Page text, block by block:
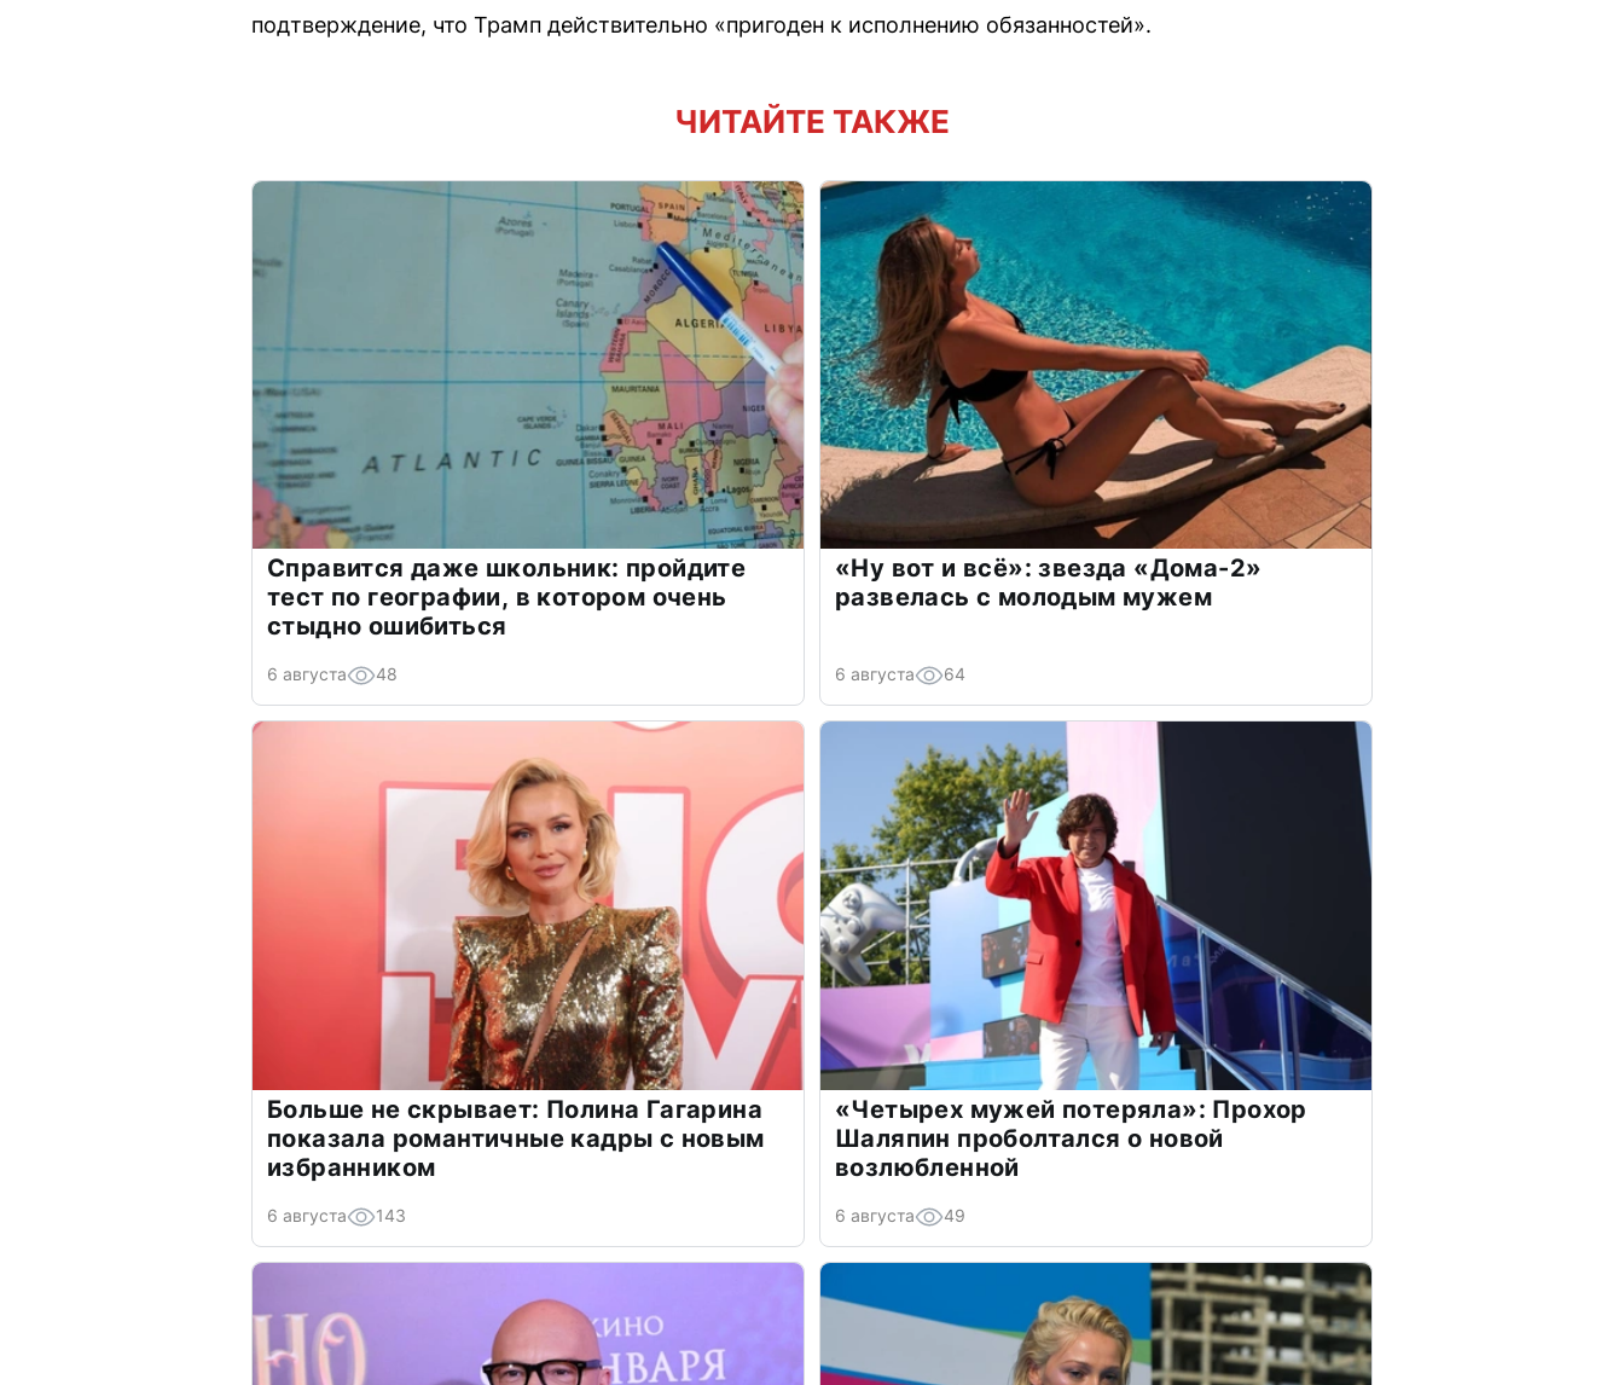
подтверждение, что Трамп действительно «пригоден к исполнению обязанностей».
ЧИТАЙТЕ ТАКЖЕ
Справится даже школьник: пройдите
тест по географии, в котором очень
стыдно ошибиться
6 августа 48
«Ну вот и всё»: звезда «Дома-2»
развелась с молодым мужем
6 августа 64
Больше не скрывает: Полина Гагарина
показала романтичные кадры с новым
избранником
6 августа 143
«Четырех мужей потеряла»: Прохор
Шаляпин проболтался о новой
возлюбленной
6 августа 49